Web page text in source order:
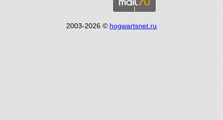
2003-2026 ©hogwartsnet.ru